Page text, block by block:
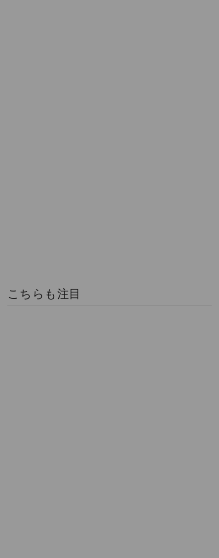
こちらも注目